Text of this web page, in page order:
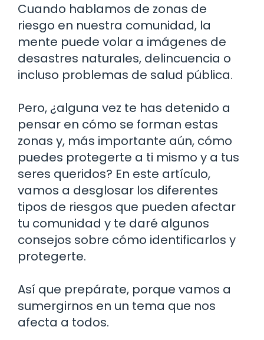
Cuando hablamos de zonas de
riesgo en nuestra comunidad, la
mente puede volar a imágenes de
desastres naturales, delincuencia o
incluso problemas de salud pública.
Pero, ¿alguna vez te has detenido a
pensar en cómo se forman estas
zonas y, más importante aún, cómo
puedes protegerte a ti mismo y a tus
seres queridos? En este artículo,
vamos a desglosar los diferentes
tipos de riesgos que pueden afectar
tu comunidad y te daré algunos
consejos sobre cómo identificarlos y
protegerte.
Así que prepárate, porque vamos a
sumergirnos en un tema que nos
afecta a todos.